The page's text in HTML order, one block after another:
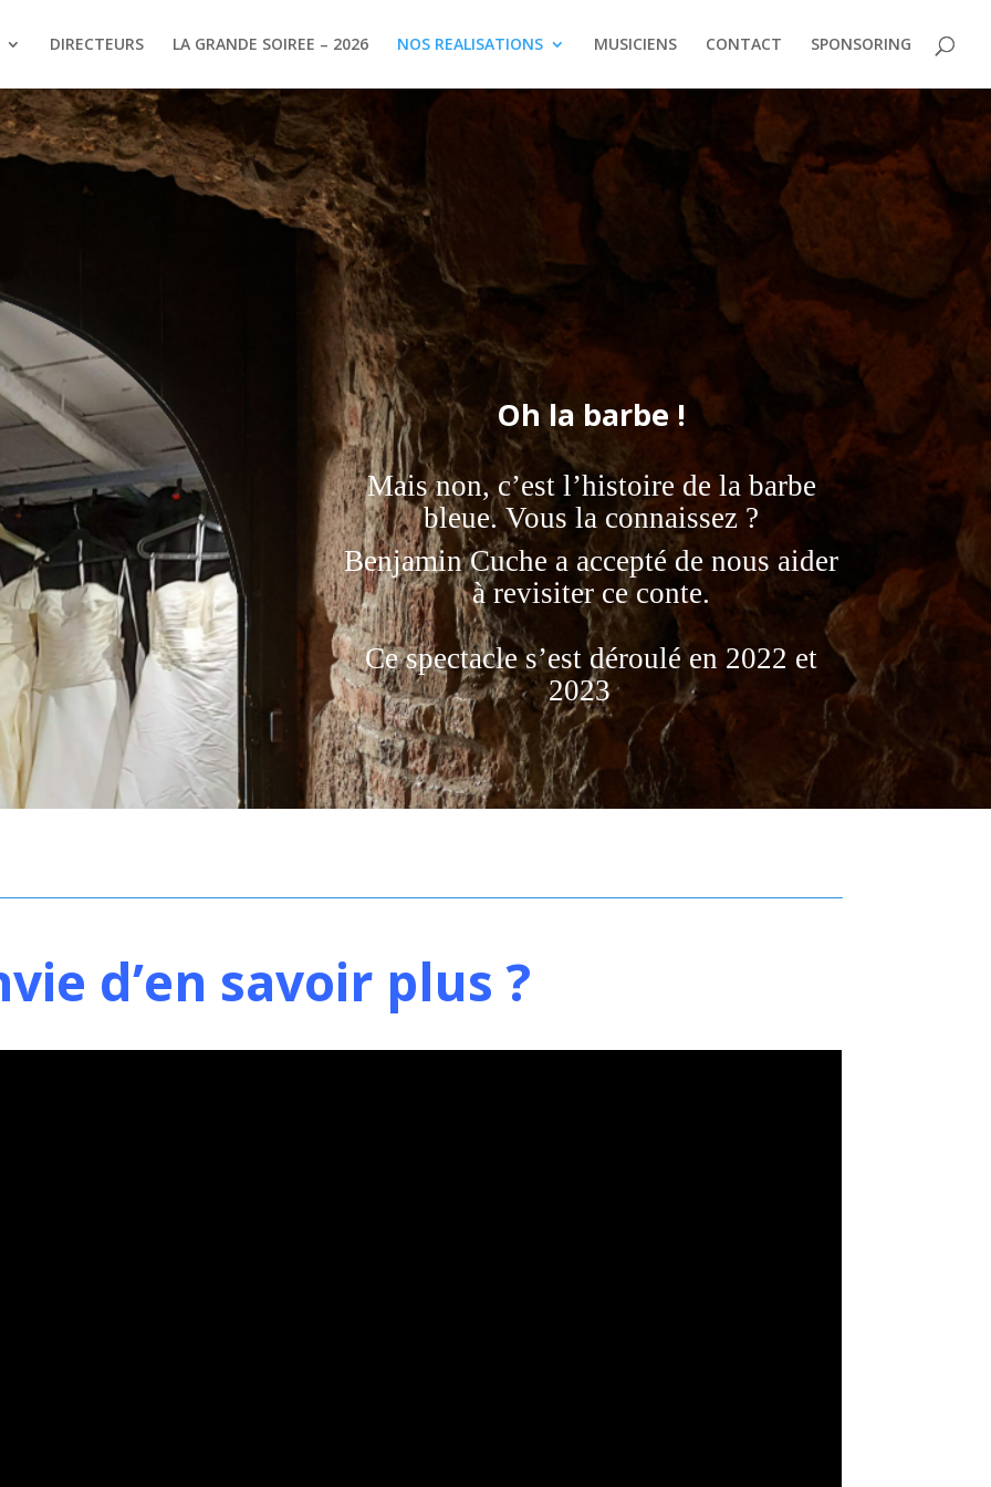
DIRECTEURS LA GRANDE SOIREE – 2026 NOS REALISATIONS MUSICIENS CONTACT SPONSORING
Oh la barbe !
Mais non, c’est l’histoire de la barbe
bleue. Vous la connaissez ?
Benjamin Cuchea accepté de nous aider
à revisiter ce conte.
Ce spectacle s’est déroulé en 2022 et
2023
d’en savoir plus ?